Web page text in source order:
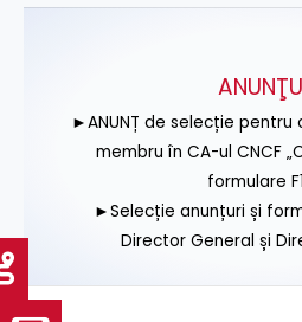
►ANUNȚ de selecție pentru
membru în CA-ul CNCF
formulare
►Selecție anunțuri și
Director General și